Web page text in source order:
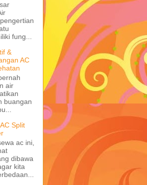
fung...
&
AC
air
buangan
Split
ac ini,
dibawa
kita